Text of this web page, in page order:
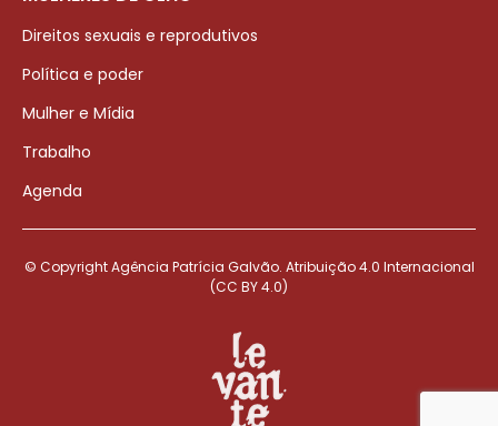
Direitos sexuais e reprodutivos
Política e poder
Mulher e Mídia
Trabalho
Agenda
© Copyright Agência Patrícia Galvão. Atribuição 4.0 Internacional
(CC BY 4.0)